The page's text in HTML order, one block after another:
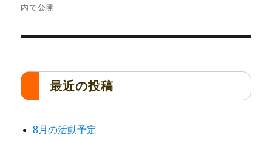
内で公開
最近の投稿
8月の活動予定